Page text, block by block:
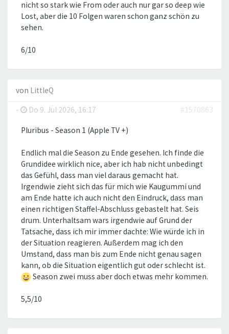
nicht so stark wie From oder auch nur gar so deep wie
Lost, aber die 10 Folgen waren schon ganz schön zu
sehen.
6/10
von LittleQ
-
Do 9. Jul 2026, 16:17 #1570863
Pluribus - Season 1 (Apple TV +)
Endlich mal die Season zu Ende gesehen. Ich finde die
Grundidee wirklich nice, aber ich hab nicht unbedingt
das Gefühl, dass man viel daraus gemacht hat.
Irgendwie zieht sich das für mich wie Kaugummi und
am Ende hatte ich auch nicht den Eindruck, dass man
einen richtigen Staffel-Abschluss gebastelt hat. Seis
drum. Unterhaltsam wars irgendwie auf Grund der
Tatsache, dass ich mir immer dachte: Wie würde ich in
der Situation reagieren. Außerdem mag ich den
Umstand, dass man bis zum Ende nicht genau sagen
kann, ob die Situation eigentlich gut oder schlecht ist.
Season zwei muss aber doch etwas mehr kommen.
5,5/10